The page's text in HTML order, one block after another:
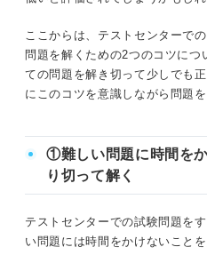
ここからは、テストセンターで
問題を解くための2つのコツに
ての問題を解き切って少しでも
にこのコツを意識しながら問題
①難しい問題に時間を
り切って解く
テストセンターでの試験問題を
い問題には時間をかけないことを